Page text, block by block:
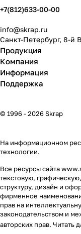
+7(812)633-00-00
info@skrap.ru
Санкт-Петербург, 8-й
Продукция
Компания
Информация
Поддержка
© 1996 - 2026 Skrap
На информационном
технологии.
Все ресурсы сайта
текстовую,
структуру, дизайн и
фирменное
прав на
законодательством и
авторских прав. Читать